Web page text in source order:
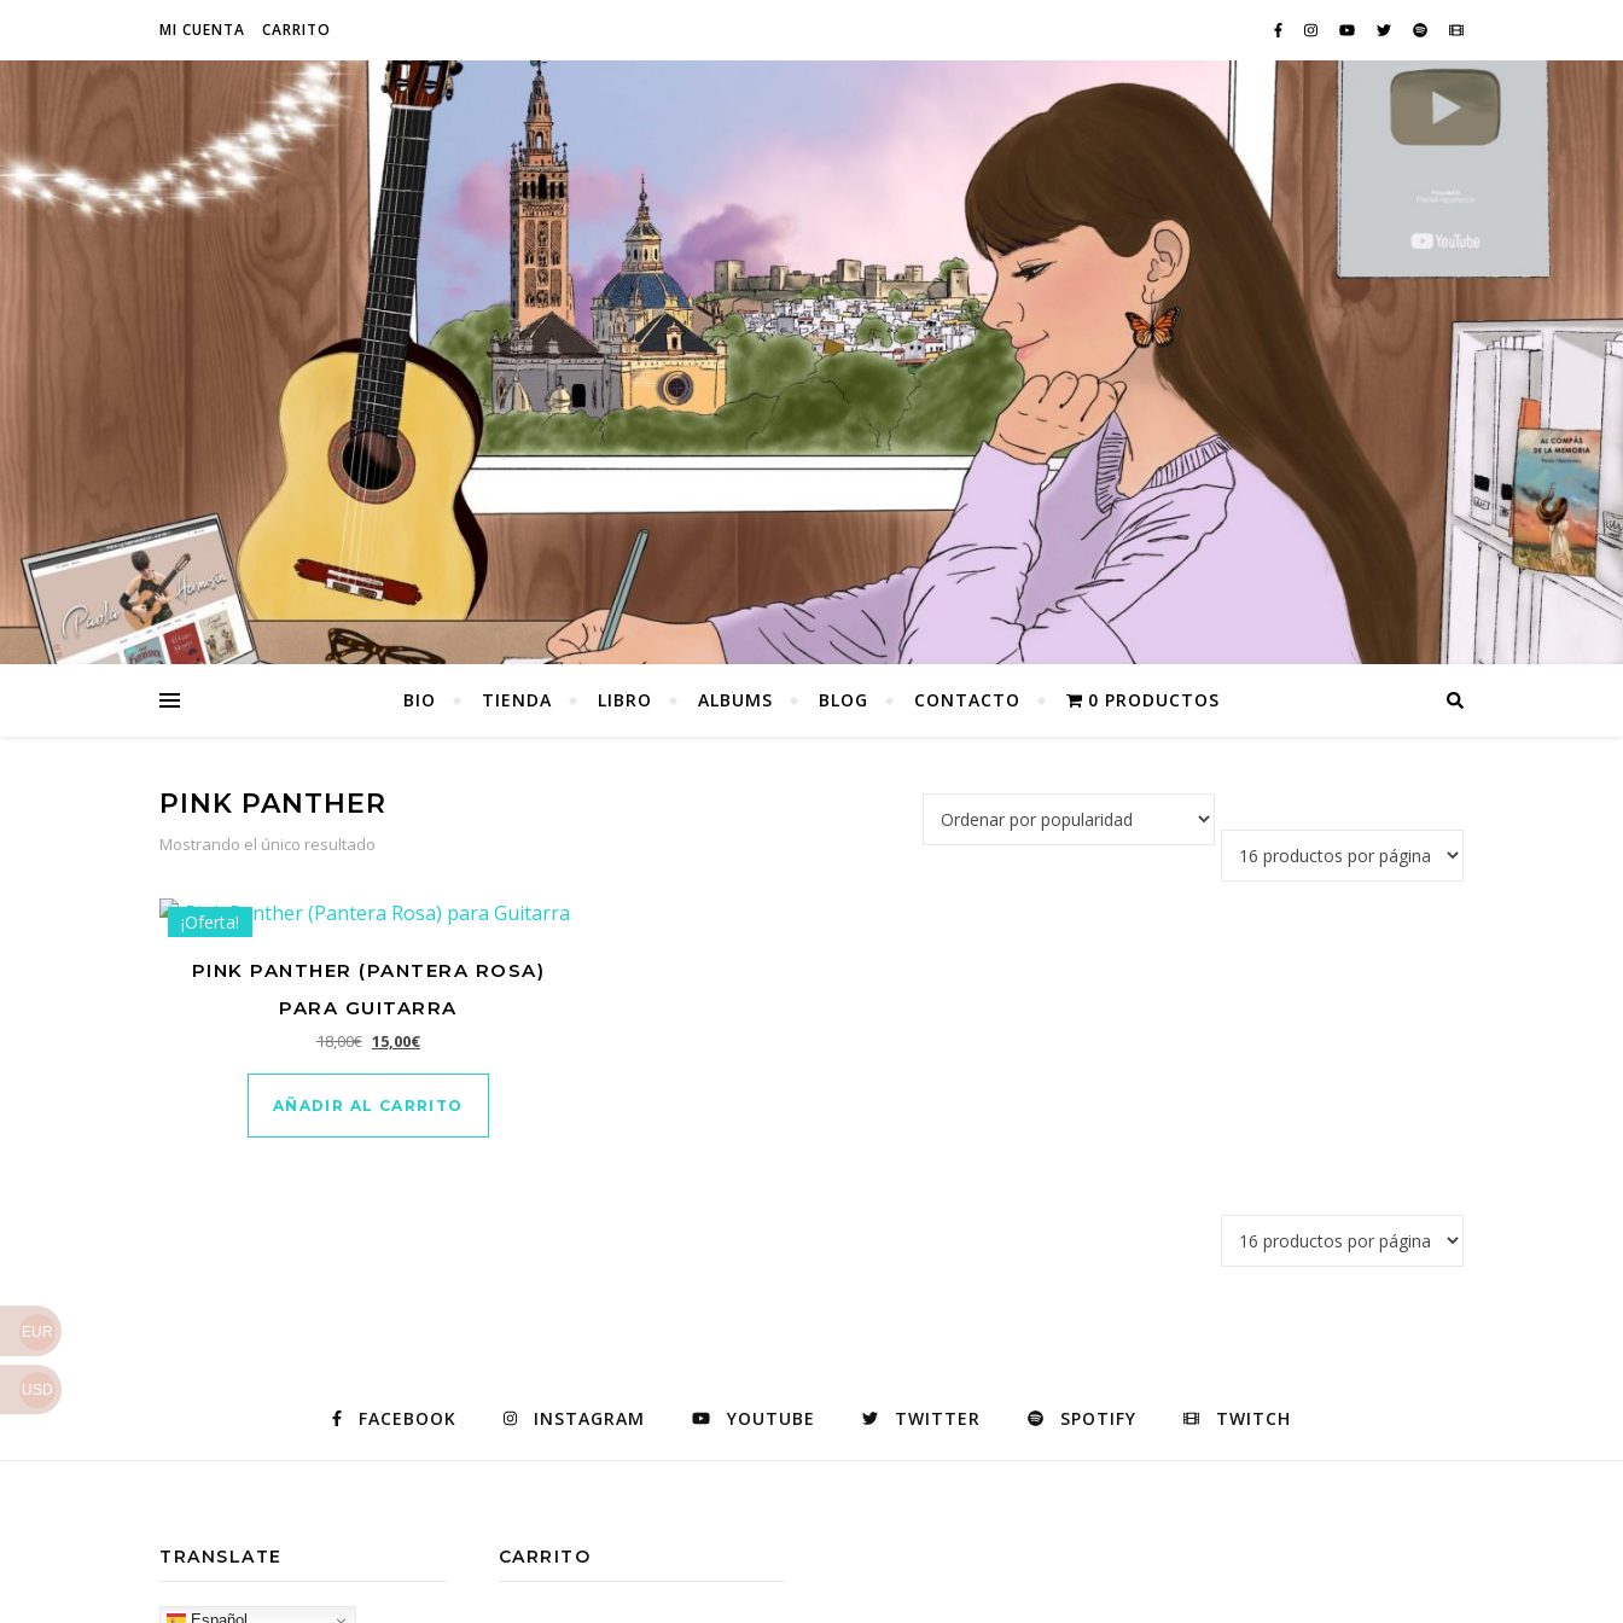
MI CUENTA CARRITO
BIO TIENDA LIBRO ALBUMS BLOG CONTACTO 0 PRODUCTOS
PINK PANTHER
Mostrando el único resultado
¡Oferta!
PINK PANTHER (PANTERA ROSA)
PARA GUITARRA
18,00€ El precio original era: 18,00€.
15,00€El precio actual es: 15,00€.
AÑADIR AL CARRITO
FACEBOOK INSTAGRAM YOUTUBE TWITTER SPOTIFY TWITCH
TRANSLATE
Español
CARRITO
EUR
USD